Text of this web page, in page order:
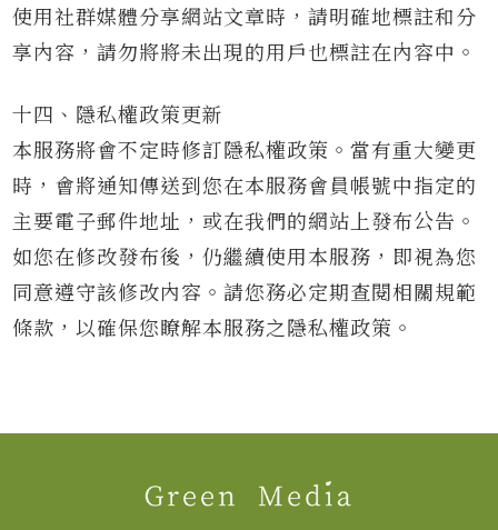
使用社群媒體分享網站文章時，請明確地標註和分
享內容，請勿將將未出現的用戶也標註在內容中。
十四、隱私權政策更新
本服務將會不定時修訂隱私權政策。當有重大變更
時，會將通知傳送到您在本服務會員帳號中指定的
主要電子郵件地址，或在我們的網站上發布公告。
如您在修改發布後，仍繼續使用本服務，即視為您
同意遵守該修改內容。請您務必定期查閱相關規範
條款，以確保您瞭解本服務之隱私權政策。